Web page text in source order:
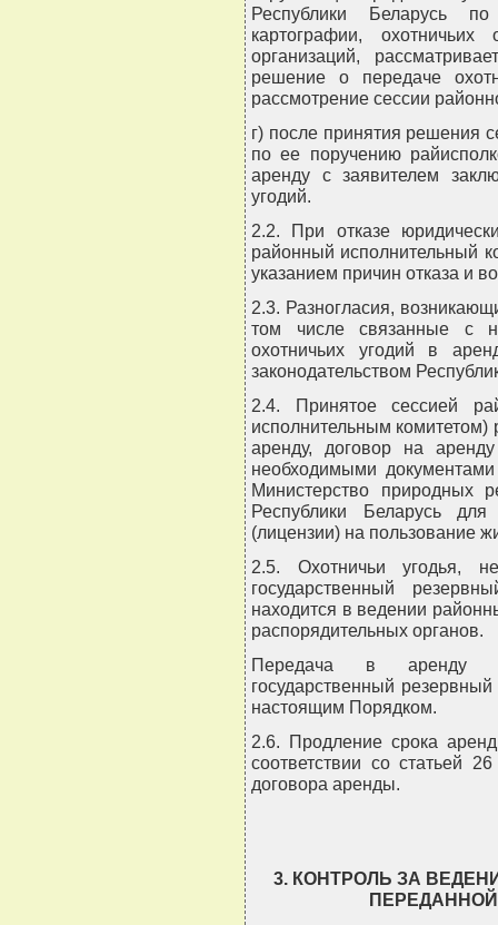
Республики Беларусь
картографии,
организаций,
решение о передаче
рассмотрение сессии
г) после принятия решения
по ее поручению
аренду с заявителем
угодий.
2.2. При отказе
районный исполнительный
указанием причин отказа и
2.3. Разногласия,
том числе связанные с
охотничьих угодий в
законодательством
2.4. Принятое сессией
исполнительным комитетом)
аренду, договор на
необходимыми
Министерство природных
Республики Беларусь
(лицензии) на пользование
2.5. Охотничьи угодья,
государственный
находится в ведении
распорядительных органов.
Передача в аренду
государственный
настоящим Порядком.
2.6. Продление срока
соответствии со статьей
договора аренды.
3. КОНТРОЛЬ ЗА